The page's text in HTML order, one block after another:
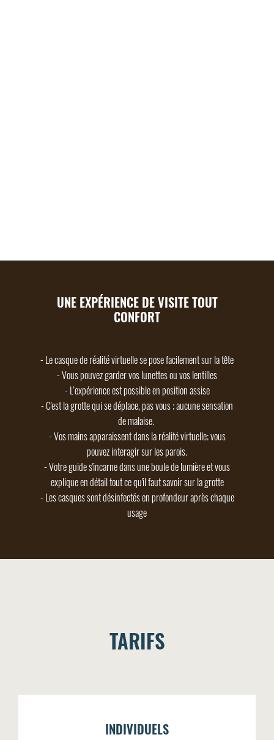
UNE EXPÉRIENCE DE VISITE TOUT
CONFORT
- Le casque de réalité virtuelle se pose facilement sur la tête
- Vous pouvez garder vos lunettes ou vos lentilles
- L’expérience est possible en position assise
- C'est la grotte qui se déplace, pas vous ; aucune sensation
de malaise.
- Vos mains apparaissent dans la réalité virtuelle; vous
pouvez interagir sur les parois.
- Votre guide s'incarne dans une boule de lumière et vous
explique en détail tout ce qu'il faut savoir sur la grotte
- Les casques sont désinfectés en profondeur après chaque
usage
TARIFS
INDIVIDUELS